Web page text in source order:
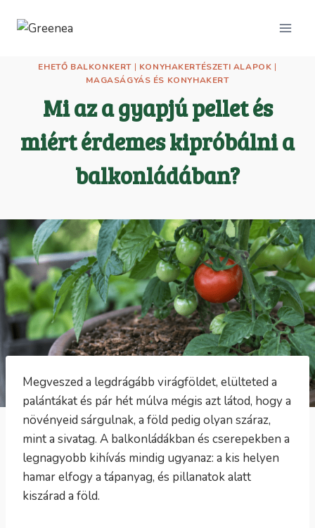
EHETŐ BALKONKERT| KONYHAKERTÉSZETI ALAPOK |
MAGASÁGYÁS ÉS KONYHAKERT
Mi az a gyapjú pellet és
miért érdemes kipróbálni a
balkonládában?
Megveszed a legdrágább virágföldet, elülteted a
palántákat és pár hét múlva mégis azt látod, hogy a
növényeid sárgulnak, a föld pedig olyan száraz,
mint a sivatag. A balkonládákban és cserepekben a
legnagyobb kihívás mindig ugyanaz: a kis helyen
hamar elfogy a tápanyag, és pillanatok alatt
kiszárad a föld.